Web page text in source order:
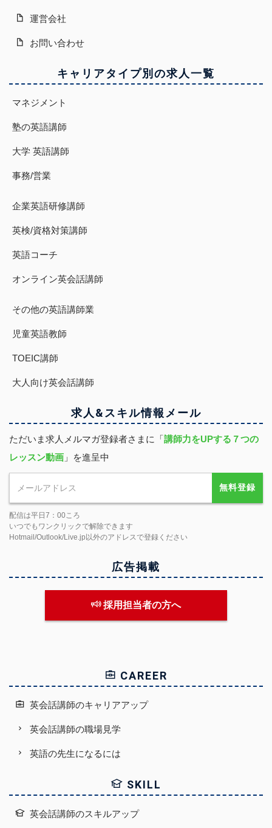
運営会社
お問い合わせ
キャリアタイプ別の求人一覧
マネジメント
塾の英語講師
大学 英語講師
事務/営業
企業英語研修講師
英検/資格対策講師
英語コーチ
オンライン英会話講師
その他の英語講師業
児童英語教師
TOEIC講師
大人向け英会話講師
求人&スキル情報 メール
ただいま求人メルマガ登録者さまに「講師力をUPする７つの
レッスン動画 」を進呈中
無料登録
配信は平日7：00ころ
いつでもワンクリックで解除できます
Hotmail/Outlook/Live.jp以外のアドレスで登録ください
広告掲載
採用担当者の方へ
CAREER
英会話講師のキャリアアップ
英会話講師の職場見学
英語の先生になるには
SKILL
英会話講師のスキルアップ